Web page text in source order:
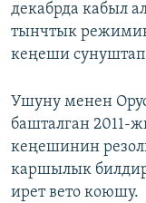
декабрда кабыл
тынчтык
кеңеши
Ушуну менен
башталган 2011-
кеңешинин
каршылык
ирет вето коюшу.